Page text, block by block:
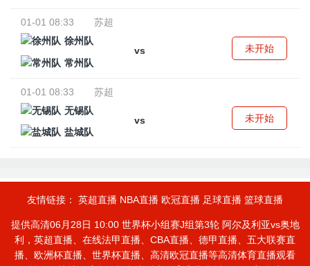
01-01 08:33
苏超
徐州队
vs
常州队
未开始
01-01 08:33
苏超
无锡队
vs
盐城队
未开始
友情链接： 英超直播 NBA直播 欧冠直播 足球直播 篮球直播
提供高清06月28日 10:00 世界杯小组赛J组第3轮 阿尔及利亚vs奥地
利，英超直播、在线法甲直播、CBA直播、德甲直播、五大联赛直
播、欧洲杯直播、世界杯直播、高清欧冠直播等高清体育直播观看